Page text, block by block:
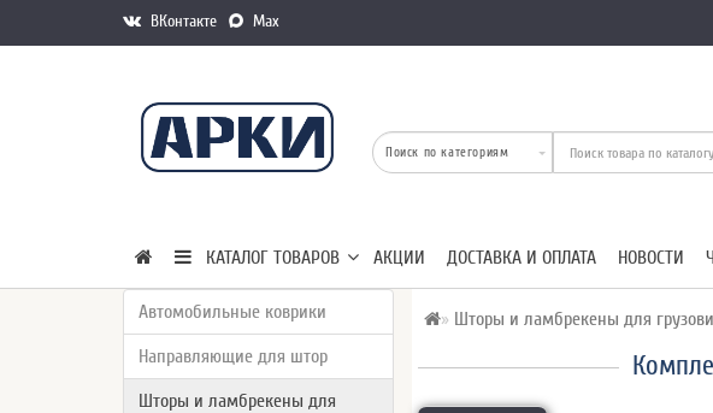
ВКонтакте Max
КАТАЛОГ ТОВАРОВ АКЦИИ ДОСТАВКА И ОПЛАТА НОВОСТИ
Автомобильные коврики
Направляющие для штор
Шторы и ламбрекены для
Шторы и ламбрекены для